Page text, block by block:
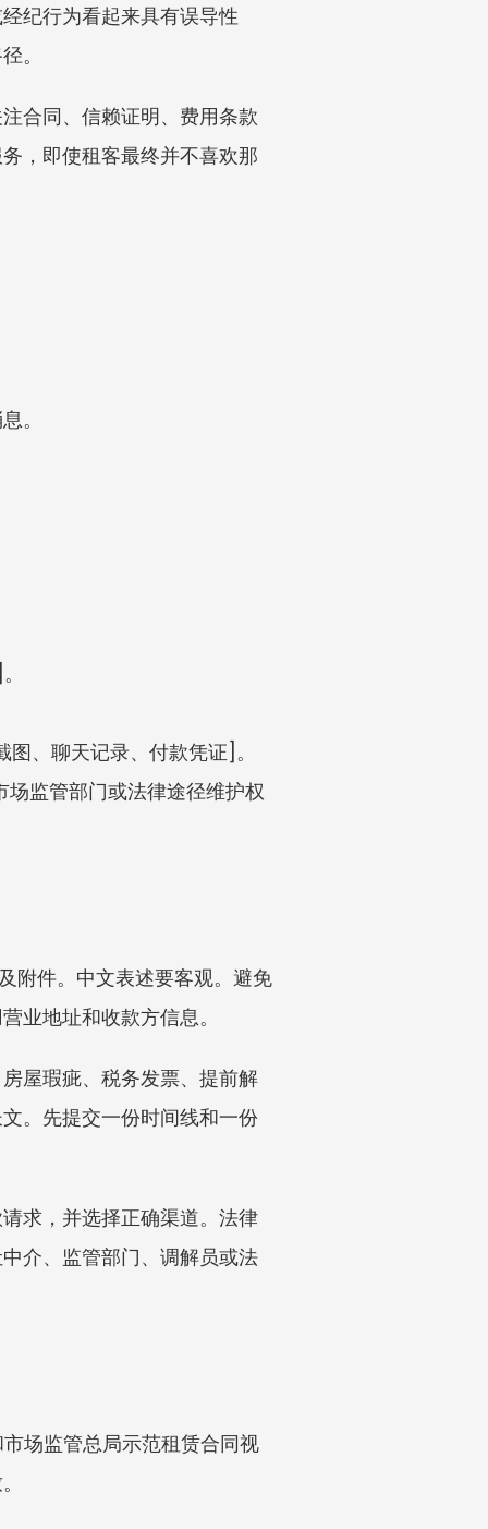
纪行为看起来具有误导性
。
合同、信赖证明、费用条款
，即使租客最终并不喜欢那
。
、聊天记录、付款凭证]。
监管部门或法律途径维护权
附件。中文表述要客观。避免
业地址和收款方信息。
屋瑕疵、税务发票、提前解
。先提交一份时间线和一份
求，并选择正确渠道。法律
介、监管部门、调解员或法
场监管总局示范租赁合同视